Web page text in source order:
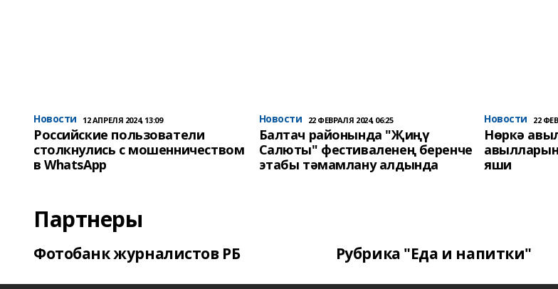
Новости 12 АПРЕЛЯ 2024, 13:09
Российские пользователи
столкнулись с мошенничеством
в WhatsApp
Новости 22 ФЕВРАЛЯ 2024, 06:25
Балтач районында "Җиңү
Салюты" фестиваленең беренче
этабы тәмамлану алдында
Новости 22
Нөркә
яши
Партнеры
Фотобанк журналистов РБ Рубрика "Еда и напитки"